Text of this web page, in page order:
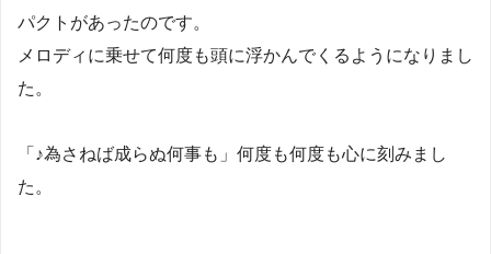
パクトがあったのです。
メロディに乗せて何度も頭に浮かんでくるようになりまし
た。
「♪為さねば成らぬ何事も」何度も何度も心に刻みまし
た。